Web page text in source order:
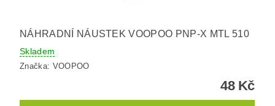
NÁHRADNÍ NÁUSTEK VOOPOO PNP-X MTL 510
Skladem
Značka: VOOPOO
48 Kč